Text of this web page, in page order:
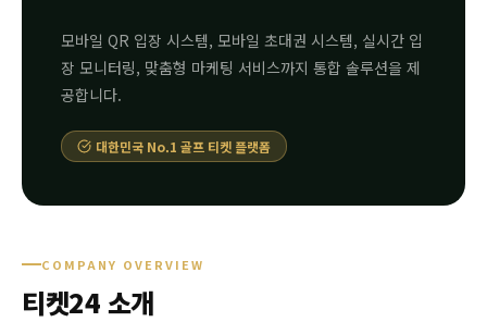
COMPANY OVERVIEW
티켓24 소개
모바일 QR 입장 시스템, 모바일 초대권 시스템, 실시간 입
장 모니터링, 맞춤형 마케팅 서비스까지 통합 솔루션을 제
공합니다.
대한민국 No.1 골프 티켓 플랫폼